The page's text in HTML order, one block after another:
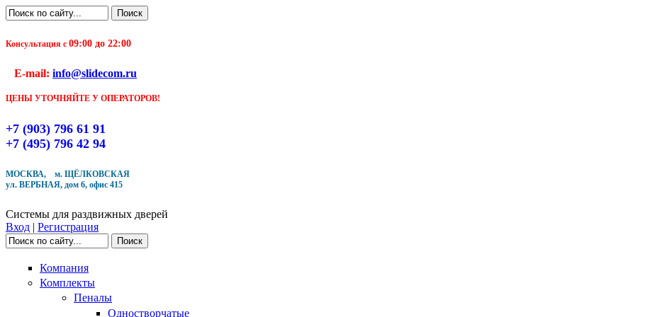
Перейти к основному содержанию
Поиск
Консультация с 09:00 до 22:00
E-mail: info@slidecom.ru
ЦЕНЫ УТОЧНЯЙТЕ У ОПЕРАТОРОВ!
+7 (903) 796 61 91
+7 (495) 796 42 94
МОСКВА, м. ЩЁЛКОВСКАЯ
ул. ВЕРБНАЯ, дом 6, офис 415
Системы для раздвижных дверей
Вход | Регистрация
Поиск
Компания
Комплекты
Пеналы
Одностворчатые